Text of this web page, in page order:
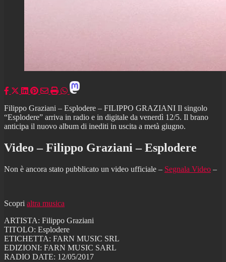
Filippo Graziani – Esplodere – FILIPPO GRAZIANI Il singolo
“Esplodere” arriva in radio e in digitale da venerdì 12/5. Il brano
anticipa il nuovo album di inediti in uscita a metà giugno.
Video – Filippo Graziani – Esplodere
Non è ancora stato pubblicato un video ufficiale – Segnala Video –
Scopri altra musica
ARTISTA: Filippo Graziani
TITOLO: Esplodere
ETICHETTA: FARN MUSIC SRL
EDIZIONI: FARN MUSIC SARL
RADIO DATE: 12/05/2017